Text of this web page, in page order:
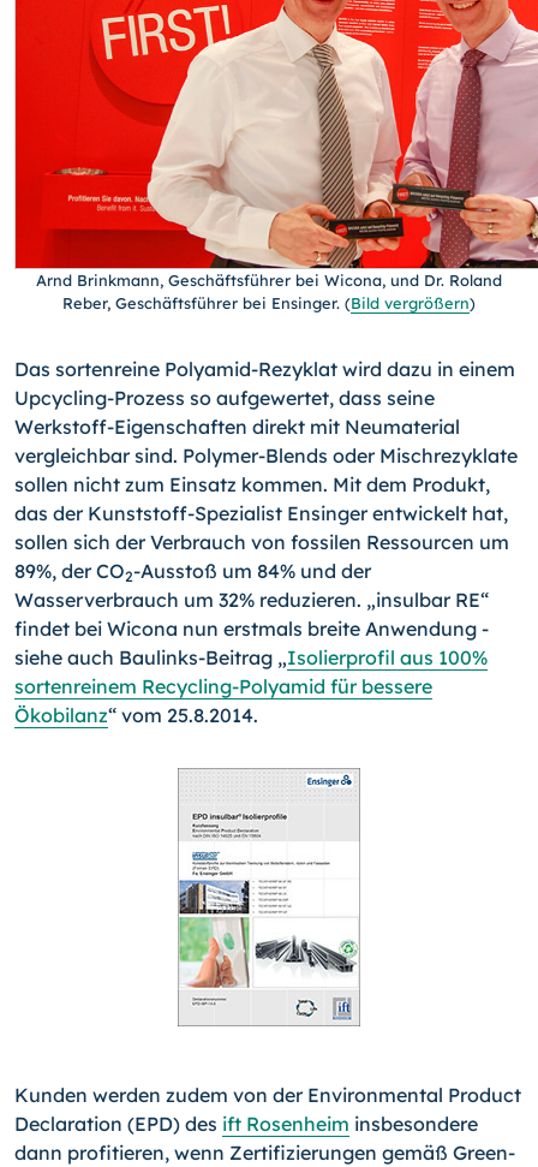
Arnd Brinkmann, Geschäftsführer bei Wicona, und Dr. Roland
Reber, Geschäftsführer bei Ensinger. (Bild vergrößern)
Das sortenreine Polyamid-Rezyklat wird dazu in einem
Upcycling-Prozess so aufgewer­tet, dass seine
Werkstoff-Eigenschaften direkt mit Neumaterial
vergleichbar sind. Po­lymer-Blends oder Mischrezyklate
sollen nicht zum Einsatz kommen. Mit dem Produkt,
das der Kunststoff-Spezialist Ensinger entwickelt hat,
sollen sich der Verbrauch von fossilen Ressourcen um
89%, der CO2-Ausstoß um 84% und der
Wasserverbrauch um 32% reduzieren. „insulbar RE“
findet bei Wicona nun erstmals breite Anwendung -
sie­he auch Baulinks-Beitrag „Isolierprofil aus 100%
sortenreinem Recycling-Polyamid für bessere
Ökobilanz“ vom 25.8.2014.
Kunden werden zudem von der Environmental Product
Decla­ration (EPD) des ift Rosenheim insbesondere
dann profitieren, wenn Zertifizierungen gemäß Green-